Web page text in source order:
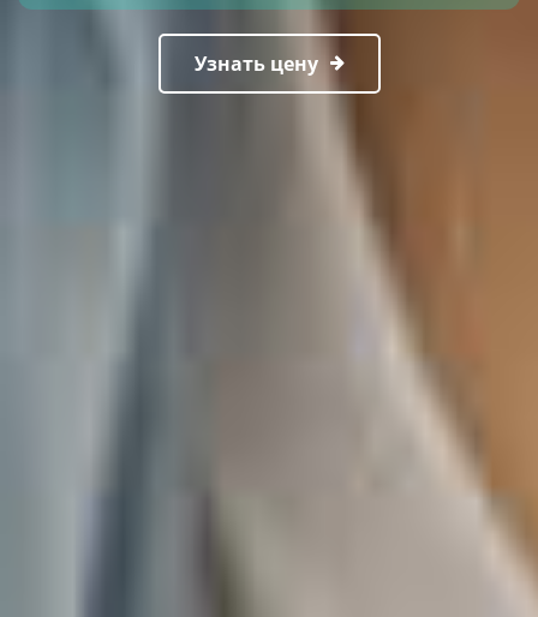
Узнать цену